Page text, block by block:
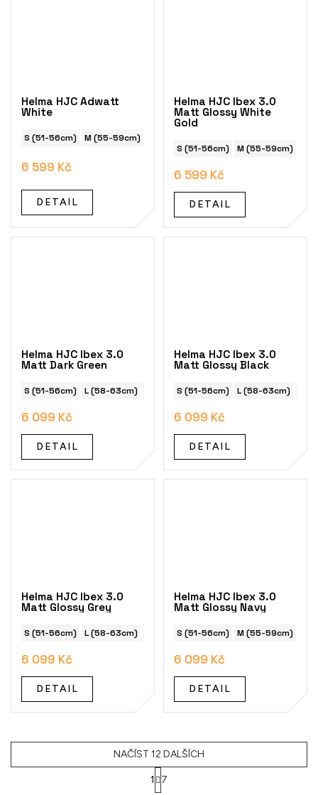
Helma HJC Adwatt
White
S (51-56cm) M (55-59cm)
6 599 Kč
DETAIL
Helma HJC Ibex 3.0
Matt Glossy White
Gold
S (51-56cm) M (55-59cm)
6 599 Kč
DETAIL
Helma HJC Ibex 3.0
Matt Dark Green
S (51-56cm) L (58-63cm) M (55-59cm
6 099 Kč
DETAIL
Helma HJC Ibex 3.0
Matt Glossy Black
S (51-56cm) L (58-63cm)
6 099 Kč
DETAIL
Helma HJC Ibex 3.0
Matt Glossy Grey
S (51-56cm) L (58-63cm) M (55-59cm
6 099 Kč
DETAIL
Helma HJC Ibex 3.0
Matt Glossy Navy
S (51-56cm) M (55-59cm)
6 099 Kč
DETAIL
O
NAČÍST 12 DALŠÍCH
1
7